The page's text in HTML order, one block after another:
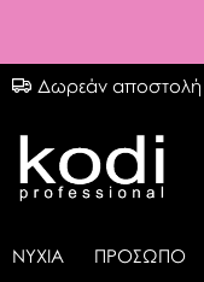
Δωρεάν
ΝΥΧΙΑ ΠΡΟΣΩΠΟ